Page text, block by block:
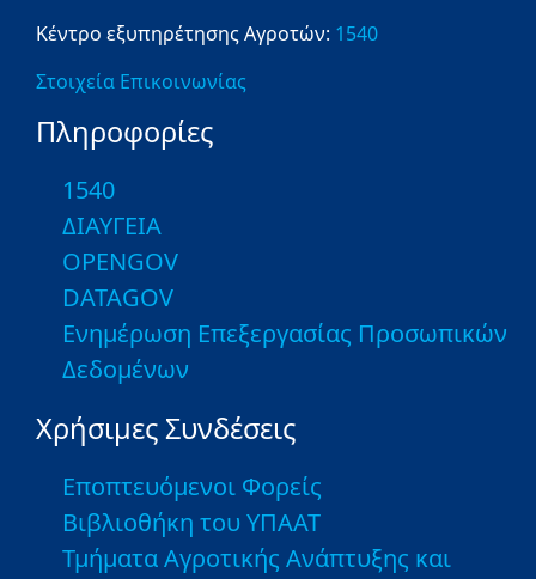
Κέντρο εξυπηρέτησης Αγροτών: 1540
Στοιχεία Επικοινωνίας
Πληροφορίες
1540
ΔΙΑΥΓΕΙΑ
OPENGOV
DATAGOV
Ενημέρωση Επεξεργασίας Προσωπικών
Δεδομένων
Χρήσιμες Συνδέσεις
Εποπτευόμενοι Φορείς
Βιβλιοθήκη του ΥΠΑΑΤ
Τμήματα Αγροτικής Ανάπτυξης και